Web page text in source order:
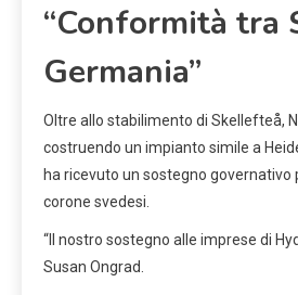
“Conformità tra
Germania”
Oltre allo stabilimento di Skellefteå,
costruendo un impianto simile a
ha ricevuto un sostegno governativo
corone svedesi.
“Il nostro sostegno alle imprese di
Susan Ongrad.